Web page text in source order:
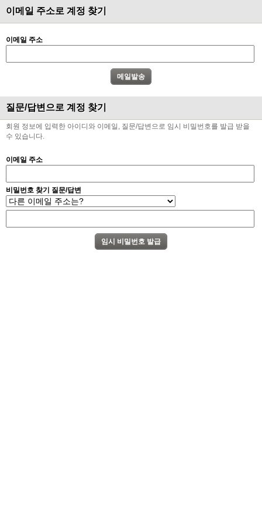
이메일 주소로 계정 찾기
이메일 주소
질문/답변으로 계정 찾기
회원 정보에 입력한 아이디와 이메일, 질문/답변으로 임시 비밀번호를 발급 받을
수 있습니다.
이메일 주소
비밀번호 찾기 질문/답변